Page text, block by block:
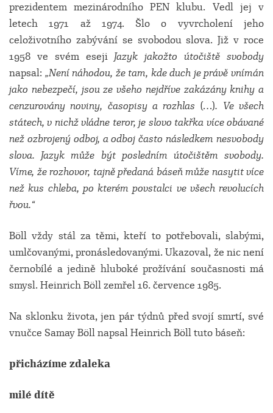
prezidentem mezinárodního PEN klubu. Vedl jej v
letech 1971 až 1974. Šlo o vyvrcholení jeho
celoživotního zabývání se svobodou slova. Již v roce
1958 ve svém eseji Jazyk jakožto útočiště svobody
napsal: „Není náhodou, že tam, kde duch je právě vnímán
jako nebezpečí, jsou ze všeho nejdříve zakázány knihy a
cenzurovány noviny, časopisy a rozhlas (…). Ve všech
státech, v nichž vládne teror, je slovo takřka více obávané
než ozbrojený odboj, a odboj často následkem nesvobody
slova. Jazyk může být posledním útočištěm svobody.
Víme, že rozhovor, tajně předaná báseň může nasytit více
než kus chleba, po kterém povstalci ve všech revolucích
řvou.“
Böll vždy stál za těmi, kteří to potřebovali, slabými,
umlčovanými, pronásledovanými. Ukazoval, že nic není
černobílé a jedině hluboké prožívání současnosti má
smysl. Heinrich Böll zemřel16. července 1985.
Na sklonku života, jen pár týdnů před svojí smrtí, své
vnučce Samay Böll napsal Heinrich Böll tuto báseň:
přicházíme zdaleka
milé dítě